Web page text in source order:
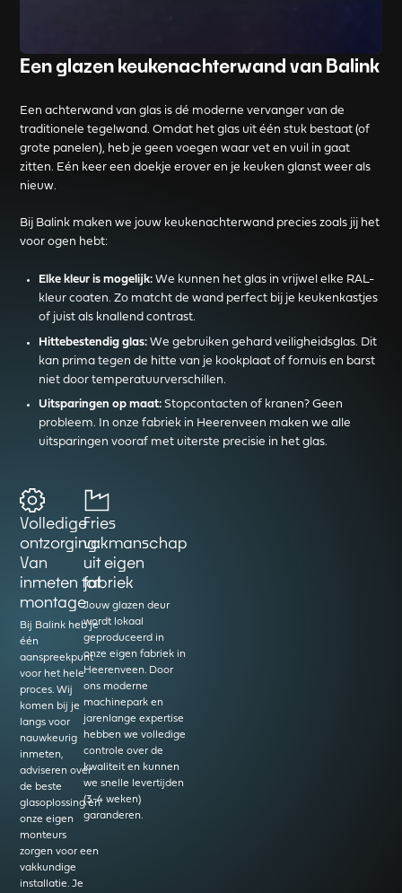
Een glazen keukenachterwand van Balink
Een achterwand van glas is dé moderne vervanger van de
traditionele tegelwand. Omdat het glas uit één stuk bestaat (of
grote panelen), heb je geen voegen waar vet en vuil in gaat
zitten. Eén keer een doekje erover en je keuken glanst weer als
nieuw.
Bij Balink maken we jouw keukenachterwand precies zoals jij het
voor ogen hebt:
Elke kleur is mogelijk:We kunnen het glas in vrijwel elke RAL-
kleur coaten. Zo matcht de wand perfect bij je keukenkastjes
of juist als knallend contrast.
Hittebestendig glas:We gebruiken gehard veiligheidsglas. Dit
kan prima tegen de hitte van je kookplaat of fornuis en barst
niet door temperatuurverschillen.
Uitsparingen op maat:Stopcontacten of kranen? Geen
probleem. In onze fabriek in Heerenveen maken we alle
uitsparingen vooraf met uiterste precisie in het glas.
Volledige
ontzorging:
Van
inmeten tot
montage
Bij Balink heb je
één
aanspreekpunt
voor het hele
proces. Wij
komen bij je
langs voor
nauwkeurig
inmeten,
adviseren over
de beste
glasoplossing en
onze eigen
monteurs
zorgen voor een
vakkundige
installatie. Je
Fries
vakmanschap
uit eigen
fabriek
Jouw glazen deur
wordt lokaal
geproduceerd in
onze eigen fabriek in
Heerenveen. Door
ons moderne
machinepark en
jarenlange expertise
hebben we volledige
controle over de
kwaliteit en kunnen
we snelle levertijden
(3-4 weken)
garanderen.